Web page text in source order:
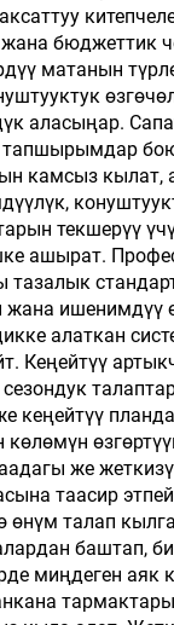
бюджеттик
матанын
аласыңар.
камсыз кылат,
текшерүү
ашырат.
жана ишенимдүү
алаткан
Кеңейтүү
кеңейтүү
же
таасир
өнүм талап
баштап,
миңдеген аяк